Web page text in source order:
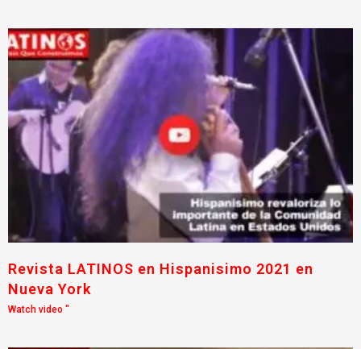
Revista LATINOS en Hispanisimo 2021 en
Nueva York
Watch video "